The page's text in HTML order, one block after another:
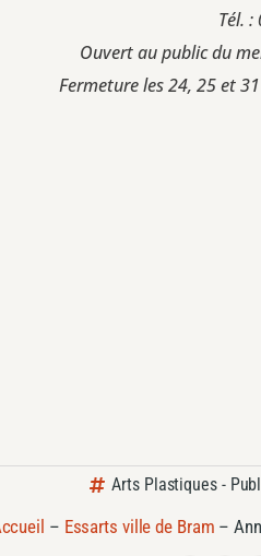
Tél.
Ouvert au public du
Fermeture les 24, 25 et
Arts Plastiques -
– Essarts ville de Bram –